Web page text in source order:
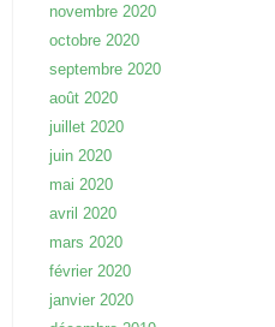
novembre 2020
octobre 2020
septembre 2020
août 2020
juillet 2020
juin 2020
mai 2020
avril 2020
mars 2020
février 2020
janvier 2020